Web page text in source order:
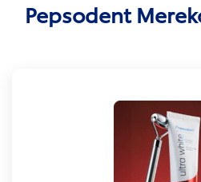
Pepsodent